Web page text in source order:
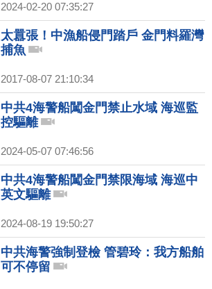
2024-02-20 07:35:27
太囂張！中漁船侵門踏戶 金門料羅灣
捕魚
2017-08-07 21:10:34
中共4海警船闖金門禁止水域 海巡監
控驅離
2024-05-07 07:46:56
中共4海警船闖金門禁限海域 海巡中
英文驅離
2024-08-19 19:50:27
中共海警強制登檢 管碧玲：我方船舶
可不停留